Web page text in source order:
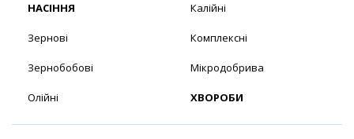
НАСІННЯ
Зернові
Зернобобові
Олійні
Калійні
Комплексні
Мікродобрива
ХВОРОБИ